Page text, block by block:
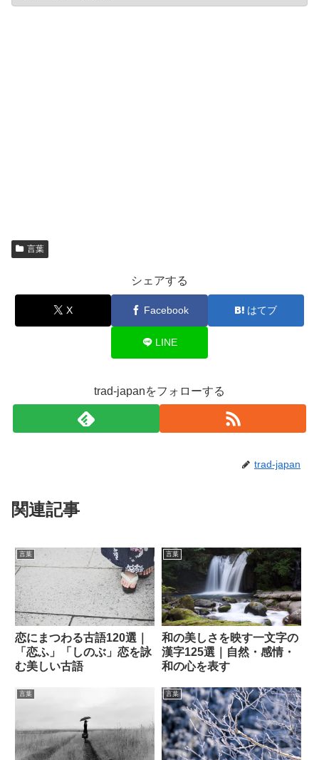
言葉
シェアする
X Facebook はてブ
LINE
trad-japanをフォローする
trad-japan
関連記事
言葉
恋にまつわる古語120選｜
「恋ふ」「しのぶ」恋を詠
む美しい古語
言葉
和の美しさを映す一文字の
漢字125選｜自然・感情・
和の心を表す
言葉 言葉